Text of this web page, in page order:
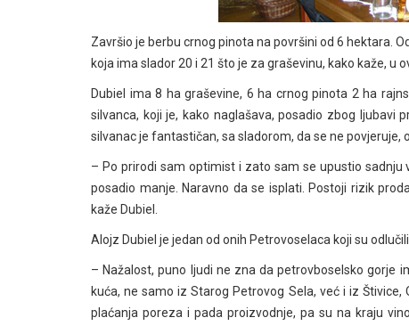
Završio je berbu crnog pinota na površini od 6 hektara.
koja ima slador 20 i 21 što je za graševinu, kako kaže, u
Dubiel ima 8 ha graševine, 6 ha crnog pinota 2 ha
silvanca, koji je, kako naglašava, posadio zbog
silvanac je fantastičan, sa sladorom, da se ne povjeruje,
– Po prirodi sam optimist i zato sam se upustio sadnju
posadio manje. Naravno da se isplati. Postoji rizik
kaže Dubiel.
Alojz Dubiel je jedan od onih Petrovoselaca koji su
– Nažalost, puno ljudi ne zna da petrovboselsko gorje
kuća, ne samo iz Starog Petrovog Sela, već i iz
plaćanja poreza i pada proizvodnje, pa su na kraju